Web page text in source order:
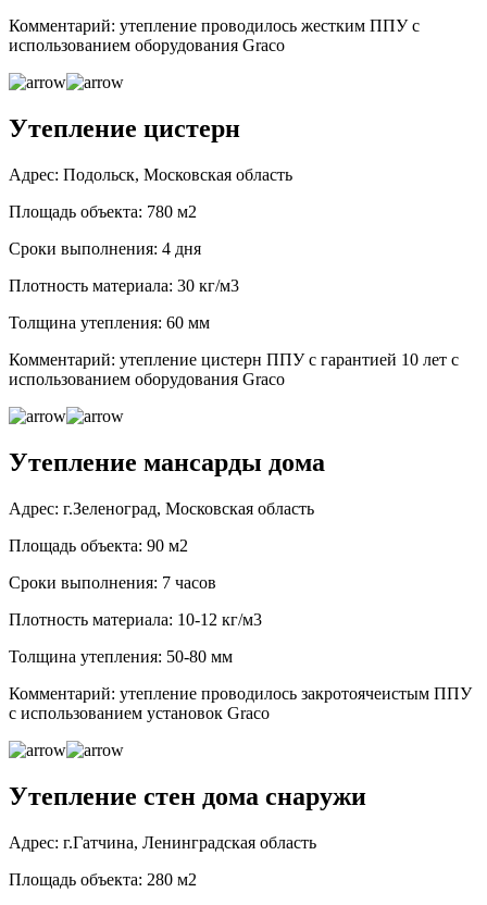
Комментарий: утепление проводилось жестким ППУ с
использованием оборудования Graco
Утепление цистерн
Адрес: Подольск, Московская область
Площадь объекта: 780 м2
Сроки выполнения: 4 дня
Плотность материала: 30 кг/м3
Толщина утепления: 60 мм
Комментарий: утепление цистерн ППУ с гарантией 10 лет с
использованием оборудования Graco
Утепление мансарды дома
Адрес: г.Зеленоград, Московская область
Площадь объекта: 90 м2
Сроки выполнения: 7 часов
Плотность материала: 10-12 кг/м3
Толщина утепления: 50-80 мм
Комментарий: утепление проводилось закротоячеистым ППУ
с использованием установок Graco
Утепление стен дома снаружи
Адрес: г.Гатчина, Ленинградская область
Площадь объекта: 280 м2